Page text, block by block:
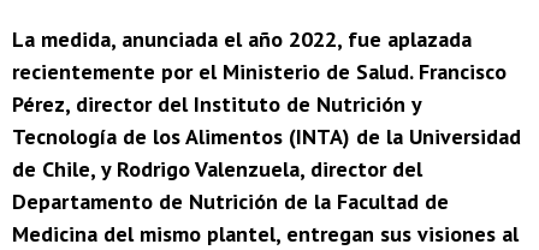
La medida, anunciada el año 2022, fue aplazada
recientemente por el Ministerio de Salud. Francisco
Pérez, director del Instituto de Nutrición y
Tecnología de los Alimentos (INTA) de la Universidad
de Chile, y Rodrigo Valenzuela, director del
Departamento de Nutrición de la Facultad de
Medicina del mismo plantel, entregan sus visiones al